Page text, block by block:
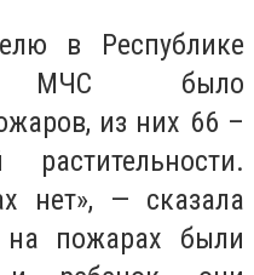
в Республике
МЧС было
из них 66 –
нет», — сказала
на пожарах были